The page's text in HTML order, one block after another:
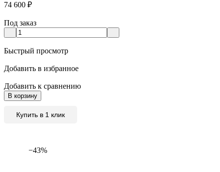
74 600 ₽
Под заказ
Быстрый просмотр
Добавить в избранное
Добавить к сравнению
В корзину
Купить в 1 клик
−43%